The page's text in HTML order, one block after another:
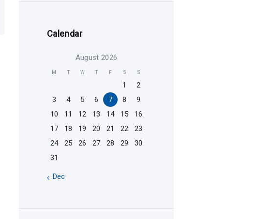
Calendar
August 2026
M T W T F S S
1
2
3
4 5 6 7 8
9
10
11 12 13 14 15
16
17
18 19 20 21 22
23
24
25 26 27 28 29
30
31
« Dec